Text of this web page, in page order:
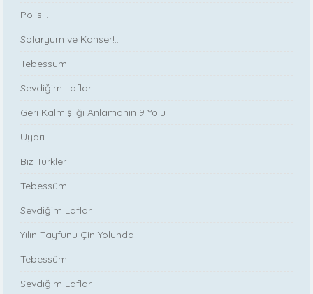
Polis!..
Solaryum ve Kanser!..
Tebessüm
Sevdiğim Laflar
Geri Kalmışlığı Anlamanın 9 Yolu
Uyarı
Biz Türkler
Tebessüm
Sevdiğim Laflar
Yılın Tayfunu Çin Yolunda
Tebessüm
Sevdiğim Laflar